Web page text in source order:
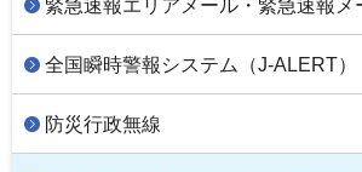
緊急速報エリアメール・緊急速報メ
全国瞬時警報システム（J-ALERT）
防災行政無線